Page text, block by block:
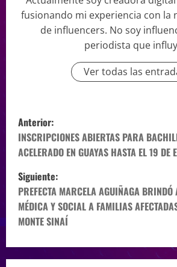
fusionando mi experiencia con la
de influencers. No soy
periodista que
Ver todas las
Anterior:
INSCRIPCIONES ABIERTAS PARA
ACELERADO EN GUAYAS HASTA EL 19 DE
Siguiente:
PREFECTA MARCELA AGUIÑAGA BRINDÓ
MÉDICA Y SOCIAL A FAMILIAS
MONTE SINAÍ